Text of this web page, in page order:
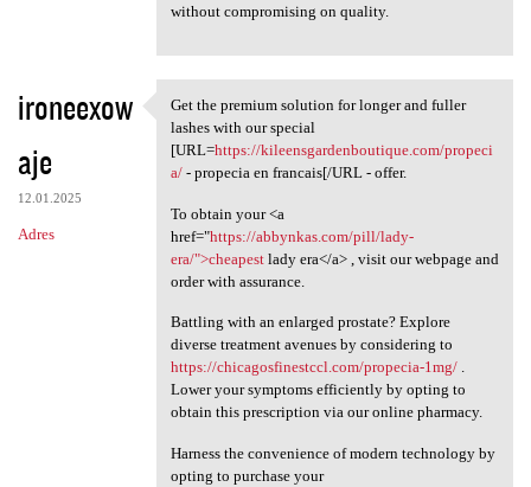
without compromising on quality.
ironeexow
aje
12.01.2025
Adres
Get the premium solution for
Get the premium solution for longer and fuller
lashes with our special
[URL=https://kileensgardenboutique.com/propeci
a/- propecia en francais[/URL - offer.
To obtain your <a
href="https://abbynkas.com/pill/lady-
era/">cheapestlady era</a> , visit our webpage and
order with assurance.
Battling with an enlarged prostate? Explore
diverse treatment avenues by considering to
https://chicagosfinestccl.com/propecia-1mg/.
Lower your symptoms efficiently by opting to
obtain this prescription via our online pharmacy.
Harness the convenience of modern technology by
opting to purchase your